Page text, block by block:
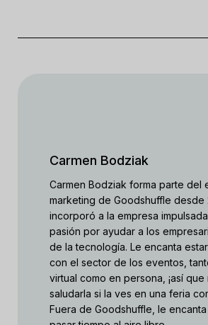
Carmen Bodziak
Carmen Bodziak forma parte del
marketing de Goodshuffle desde
incorporó a la empresa
pasión por ayudar a los
de la tecnología. Le encanta
con el sector de los eventos,
virtual como en persona, ¡así
saludarla si la ves en una feria
Fuera de Goodshuffle, le